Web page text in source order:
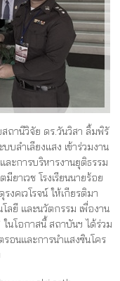
านีวิจัย ดร.วันวิสา ลิ้มพิรั
ลำเลียงแสง เข้าร่วมงาน
ะการบริหารงานยุติธรรม
าเวช โรงเรียนนายร้อย
งคเวโรจน์ ให้เกียรติมา
ลยี และนวัตกรรม เพื่องาน
นโอกาสนี้ สถาบันฯ ได้ร่วม
อนและการนำแสงซินโคร